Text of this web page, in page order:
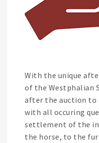
With the unique
of the Westphalian
after the auction to
with all occuring
settlement of the
the horse, to the